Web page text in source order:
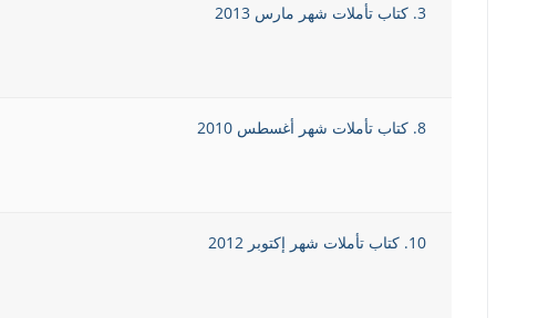
3. كتاب تأملات شهر مارس 2013
8. كتاب تأملات شهر أغسطس 2010
10. كتاب تأملات شهر إكتوبر 2012